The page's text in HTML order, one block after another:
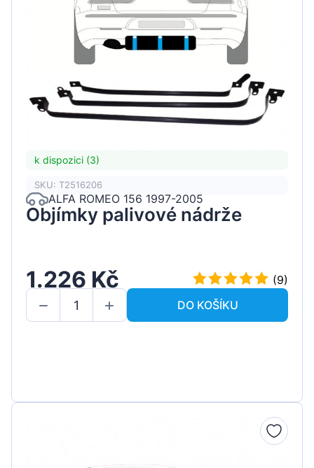
k dispozici (3)
SKU: T2516206
ALFA ROMEO 156 1997-2005
Objímky palivové nádrže
1.226 Kč
(9)
DO KOŠÍKU